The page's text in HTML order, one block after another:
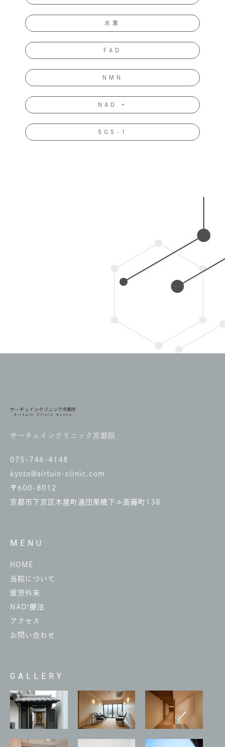
水素
FAD
NMN
NAD +
SGS-1
サーチュインクリニック京都院
075-746-4148
kyoto@sirtuin-clinic.com
〒600-8012
京都市下京区木屋町通団栗橋下ル斎藤町138
MENU
HOME
当院について
疲労外来
NAD⁺療法
アクセス
お問い合わせ
GALLERY